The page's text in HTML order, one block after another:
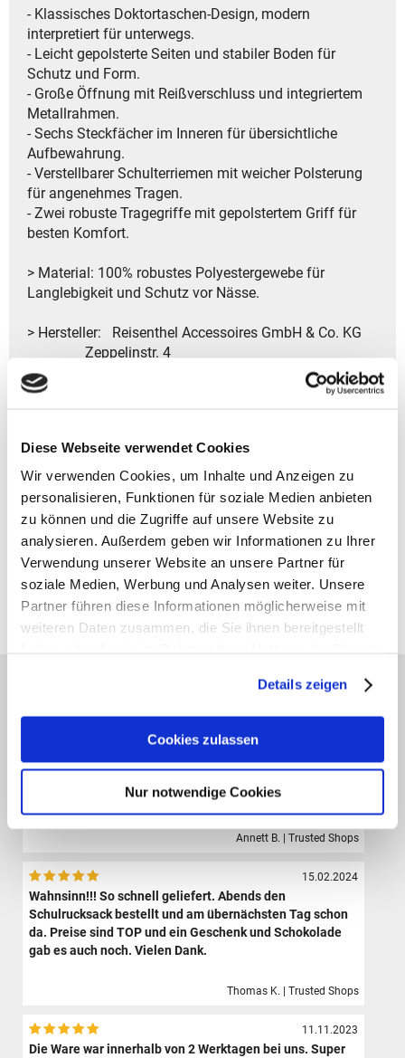
Diese Webseite verwendet Cookies
Wir verwenden Cookies, um Inhalte und Anzeigen zu
personalisieren, Funktionen für soziale Medien anbieten
zu können und die Zugriffe auf unsere Website zu
analysieren. Außerdem geben wir Informationen zu Ihrer
Verwendung unserer Website an unsere Partner für
soziale Medien, Werbung und Analysen weiter. Unsere
Partner führen diese Informationen möglicherweise mit
weiteren Daten zusammen, die Sie ihnen bereitgestellt
Details zeigen
Cookies zulassen
Nur notwendige Cookies
- Klassisches Doktortaschen-Design, modern
interpretiert für unterwegs.
- Leicht gepolsterte Seiten und stabiler Boden für
Schutz und Form.
- Große Öffnung mit Reißverschluss und integriertem
Metallrahmen.
- Sechs Steckfächer im Inneren für übersichtliche
Aufbewahrung.
- Verstellbarer Schulterriemen mit weicher Polsterung
für angenehmes Tragen.
- Zwei robuste Tragegriffe mit gepolstertem Griff für
besten Komfort.
> Material: 100% robustes Polyestergewebe für
Langlebigkeit und Schutz vor Nässe.
> Hersteller: Reisenthel Accessoires GmbH & Co. KG
Zeppelinstr. 4
82205 Gilching
Deutschland
Fax: +49 8105 77292-920
E-Mail: service@reisenthel.com
Gutscheine bestellen
Alle Preise verstehen sich inklusive der gesetzl. MwSt. und zzgl.
Versand(ab 39,00 € Bestellwert versandkostenfrei!)
Sporttaschen, Schulranzen und Zubehör.Die Bestellung
ist sehr einfach und der Versand erfolgte sehr schnell.
Annett B. | Trusted Shops
15.02.2024
Wahnsinn!!! So schnell geliefert. Abends den
Schulrucksack bestellt und am übernächsten Tag schon
da. Preise sind TOP und ein Geschenk und Schokolade
gab es auch noch. Vielen Dank.
Thomas K. | Trusted Shops
11.11.2023
Die Ware war innerhalb von 2 Werktagen bei uns. Super